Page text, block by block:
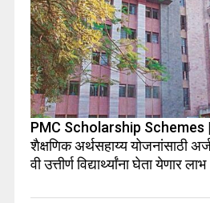
PMC Scholarship Schemes |
शैक्षणिक अर्थसहाय्य योजनांसाठी
वी उत्तीर्ण विद्यार्थ्यांना घेता येणार लाभ